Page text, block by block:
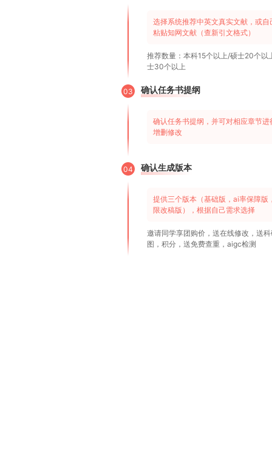
选择系统推荐中英文真实文献，或自
粘贴知网文献（查新引文格式）
推荐数量：本科15个以上/硕士20个以
士30个以上
03 确认任务书提纲
确认任务书提纲，并可对相应章节进
增删修改
04 确认生成版本
提供三个版本（基础版，ai率保障版
限改稿版），根据自己需求选择
邀请同学享团购价，送在线修改，送
图，积分，送免费查重，aigc检测